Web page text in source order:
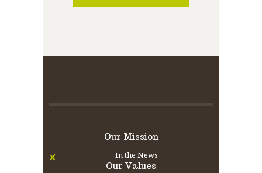
Our Mission
In the News
Our Values